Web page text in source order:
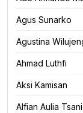
Agus Sunarko
Agustina
Ahmad Luthfi
Aksi Kamisan
Alfian Aulia Tsani